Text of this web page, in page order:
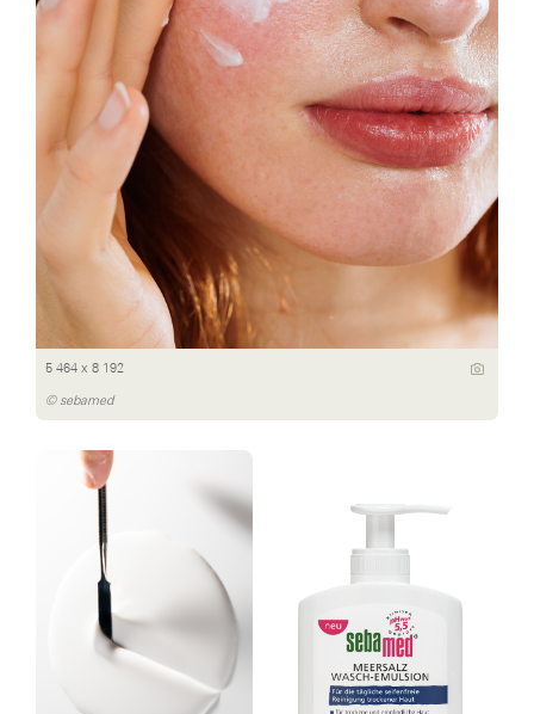
5 464 x 8 192
© sebamed